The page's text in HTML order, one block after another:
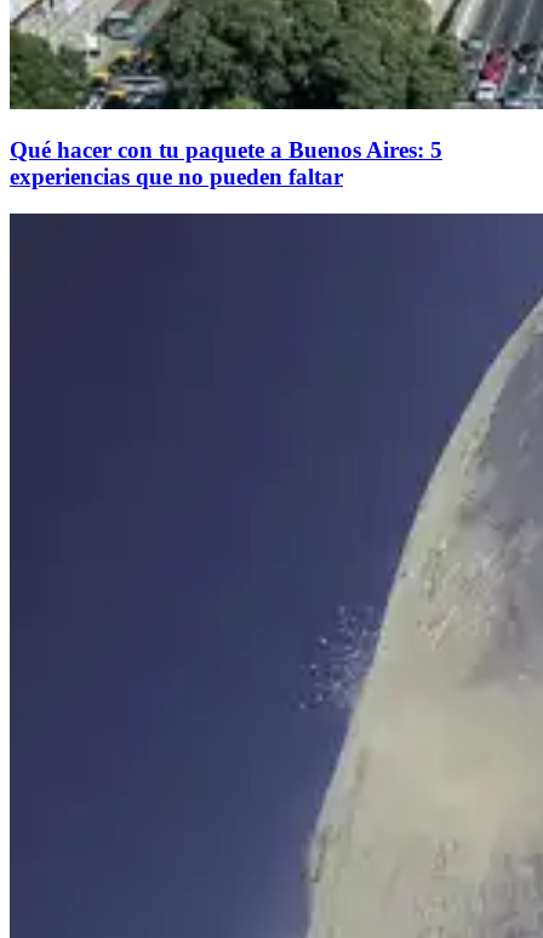
Qué hacer con tu paquete a Buenos Aires: 5
experiencias que no pueden faltar